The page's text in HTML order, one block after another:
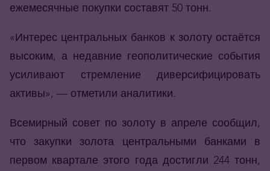
ежемесячные покупки составят 50 тонн.
«Интерес центральных банков к золоту остаётся
высоким, а недавние геополитические события
усиливают стремление диверсифицировать
активы», — отметили аналитики.
Всемирный совет по золоту в апреле сообщил,
что закупки золота центральными банками в
первом квартале этого года достигли 244 тонн,